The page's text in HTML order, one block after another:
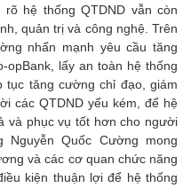
hệ thống QTDND vẫn còn
quản trị và công nghệ. Trên
nhấn mạnh yêu cầu tăng
opBank, lấy an toàn hệ thống
tục tăng cường chỉ đạo, giám
các QTDND yếu kém, để hệ
và phục vụ tốt hơn cho người
Quốc Cường mong
và các cơ quan chức năng
kiện thuận lợi để hệ thống